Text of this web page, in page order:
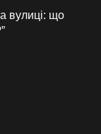
вулиці: що